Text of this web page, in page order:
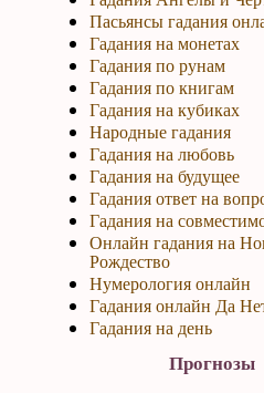
Пасьянсы гадания
Гадания на монетах
Гадания по рунам
Гадания по книгам
Гадания на кубиках
Народные гадания
Гадания на любовь
Гадания на будущее
Гадания ответ на
Гадания на
Онлайн гадания на
Рождество
Нумерология онлайн
Гадания онлайн Да
Гадания на день
Прогнозы